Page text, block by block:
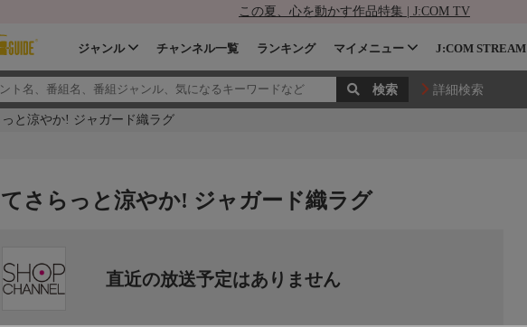
この夏、心を動かす作品特集 | J:COM TV
ジャンル チャンネル一覧 ランキング マイメニュー J:COM STREAM
詳細検索
と涼やか! ジャガード織ラグ
さらっと涼やか! ジャガード織ラグ
直近の放送予定はありません